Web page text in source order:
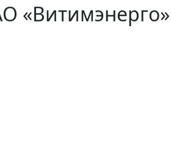
«Витимэнерго»